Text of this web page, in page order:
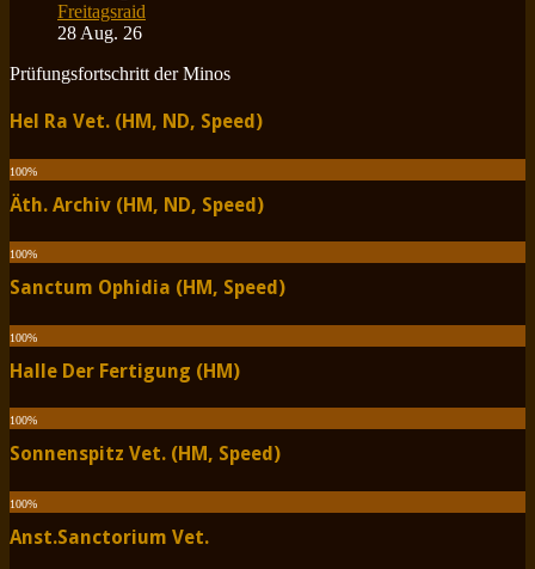
Freitagsraid
28 Aug. 26
Prüfungsfortschritt der Minos
Hel Ra Vet. (HM, ND, Speed)
100%
Äth. Archiv (HM, ND, Speed)
100%
Sanctum Ophidia (HM, Speed)
100%
Halle Der Fertigung (HM)
100%
Sonnenspitz Vet. (HM, Speed)
100%
Anst.Sanctorium Vet.